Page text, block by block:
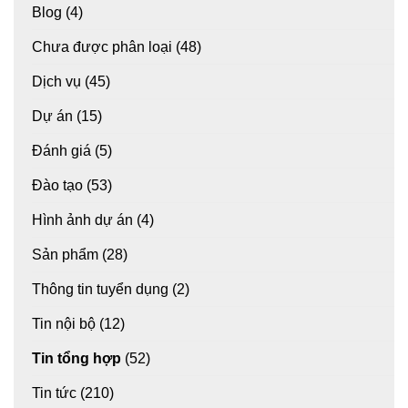
Blog (4)
Chưa được phân loại (48)
Dịch vụ (45)
Dự án (15)
Đánh giá (5)
Đào tạo (53)
Hình ảnh dự án (4)
Sản phẩm (28)
Thông tin tuyển dụng (2)
Tin nội bộ (12)
Tin tổng hợp (52)
Tin tức (210)